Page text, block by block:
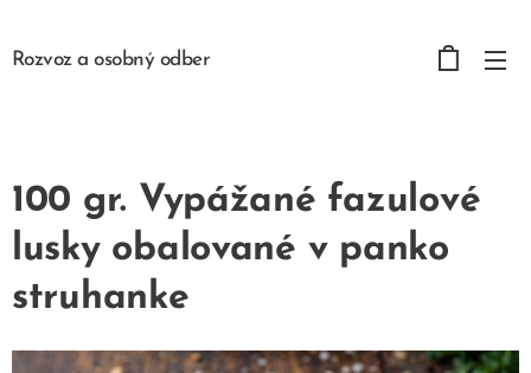
Rozvoz a osobný odber
100 gr. Vypážané fazulové
lusky obalované v panko
struhanke